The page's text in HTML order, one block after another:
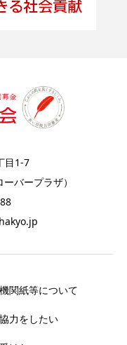
目1-7
バープラザ）
関紙等について
力をしたい